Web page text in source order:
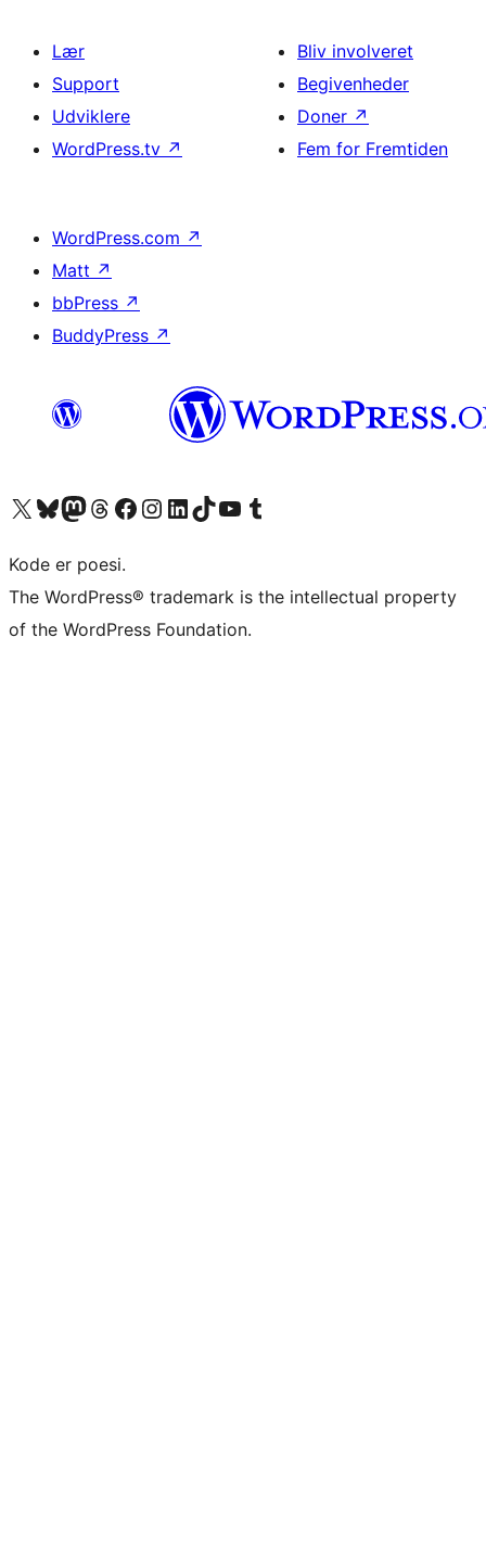
Lær
Support
Udviklere
WordPress.tv ↗
Bliv involveret
Begivenheder
Doner ↗
Fem for Fremtiden
WordPress.com ↗
Matt ↗
bbPress ↗
BuddyPress ↗
Besøg vores X (tidligere Twitter) konto
Besøg vores Bluesky-konto
Besøg vores Mastodon konto
Besøg vores Threads-konto
Besøg vores Facebook sideBesøg vores Instagram konto
Besøg vores LinkedIn konto
Besøg vores TikTok-konto
Besøg vores YouTube-kanalBesøg vores Tumblr-konto
Kode er poesi.
The WordPress® trademark is the intellectual property
of the WordPress Foundation.